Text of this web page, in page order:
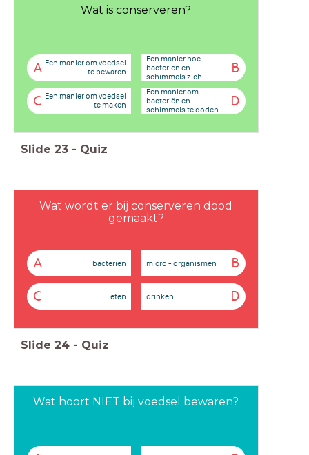
Wat is conserveren?
A Een manier om voedsel
te bewaren
B
Een manier hoe
bacteriën en
schimmels zich
voortplanten
C Een manier om voedsel
te maken
D
Een manier om
bacteriën en
schimmels te doden
Slide 23 - Quiz
Wat wordt er bij conserveren dood
gemaakt?
A bacterien B
micro - organismen
C eten D
drinken
Slide 24 - Quiz
Wat hoort NIET bij voedsel bewaren?